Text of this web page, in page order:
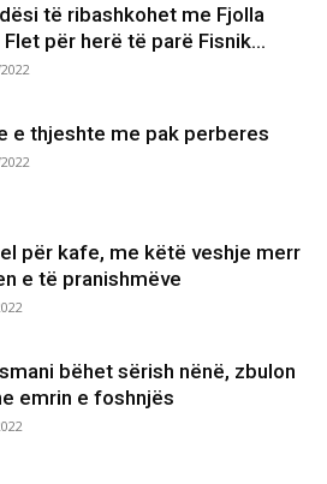
të ribashkohet me Fjolla
për herë të parë Fisnik...
e thjeshte me pak perberes
për kafe, me këtë veshje merr
e të pranishmëve
bëhet sërish nënë, zbulon
emrin e foshnjës